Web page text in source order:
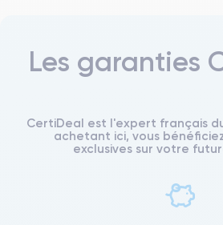
Les garanties
CertiDeal est l'expert français
achetant ici, vous
exclusives sur votre